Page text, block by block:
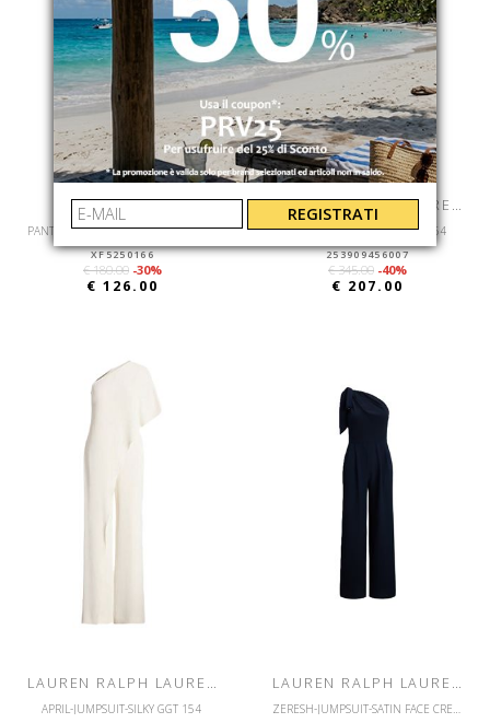
LACOSTE
PANTALONI FELPATI MADE IN FRANCE
XF5250166
€ 180.00 -30%
€ 126.00
LAUREN RALPH LAUREN
APRIL-JUMPSUIT-SILKY GGT 154
253909456007
€ 345.00 -40%
€ 207.00
LAUREN RALPH LAUREN
APRIL-JUMPSUIT-SILKY GGT 154
LAUREN RALPH LAUREN
ZERESH-JUMPSUIT-SATIN FACE CREPE
REGISTRATI